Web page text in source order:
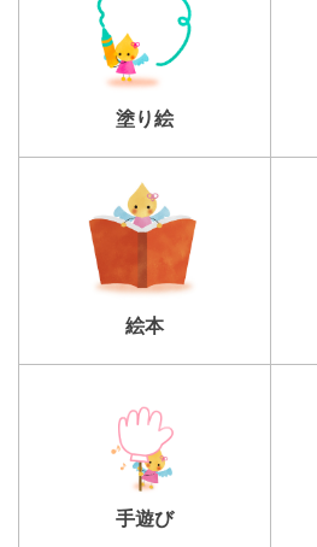
塗り絵
絵本
手遊び